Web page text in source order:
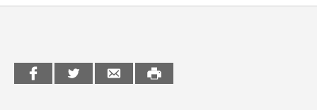
Medio Ambiente
Sin categoría